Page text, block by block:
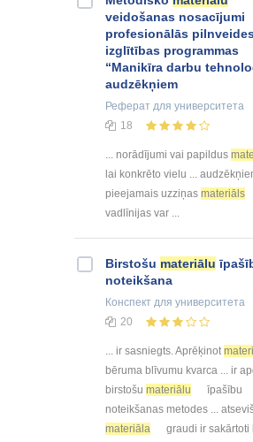
veidošanas nosacījumi
profesionālās
izglītības programmas
“Manikīra darbu
audzēkņiem
Реферат для университета
18
... norādījumi vai papildus
lai konkrēto vielu ...
pieejamais uzziņas materiāls
vadlīnijas var ...
Birstošu materiālu
noteikšana
Конспект для университета
20
... ir sasniegts. Aprēķinot
bēruma blīvumu kvarca ... ir
birstošu materiālu
īpašību
noteikšanas metodes ...
materiāla
graudi ir sakārtoti